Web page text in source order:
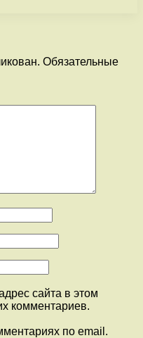
Обязательные
сайта в этом
комментариев.
по email.